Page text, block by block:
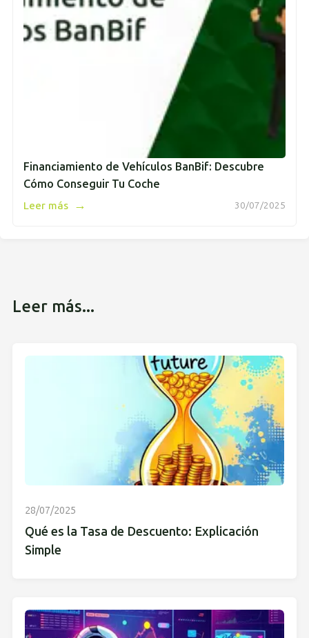
Financiamiento de Vehículos BanBif: Descubre
Cómo Conseguir Tu Coche
30/07/2025
Leer más →
Leer más...
28/07/2025
Qué es la Tasa de Descuento: Explicación
Simple